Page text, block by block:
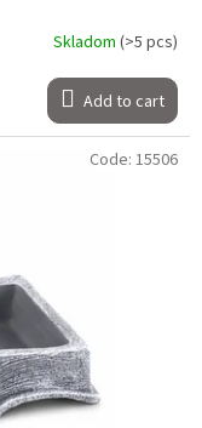
Skladom (>5 pcs)
Add to cart
Code: 15506